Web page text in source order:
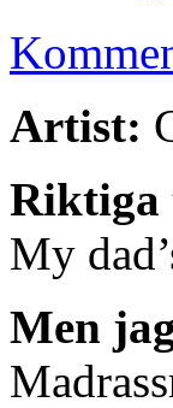
Artist:
Riktiga
My
Men